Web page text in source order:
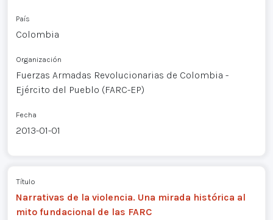
País
Colombia
Organización
Fuerzas Armadas Revolucionarias de Colombia -
Ejército del Pueblo (FARC-EP)
Fecha
2013-01-01
Título
Narrativas de la violencia. Una mirada histórica al
mito fundacional de las FARC